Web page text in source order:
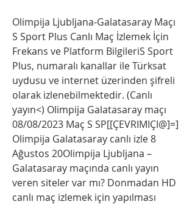
Olimpija Ljubljana-Galatasaray Maçı
S Sport Plus Canlı Maç İzlemek İçin
Frekans ve Platform BilgileriS Sport
Plus, numaralı kanallar ile Türksat
uydusu ve internet üzerinden şifreli
olarak izlenebilmektedir. (Canlı
yayın<) Olimpija Galatasaray maçı
08/08/2023 Maç S SP[[ÇEVRIMIÇI@]=]
Olimpija Galatasaray canlı izle 8
Ağustos 20Olimpija Ljubljana –
Galatasaray maçında canlı yayın
veren siteler var mı? Donmadan HD
canlı maç izlemek için yapılması